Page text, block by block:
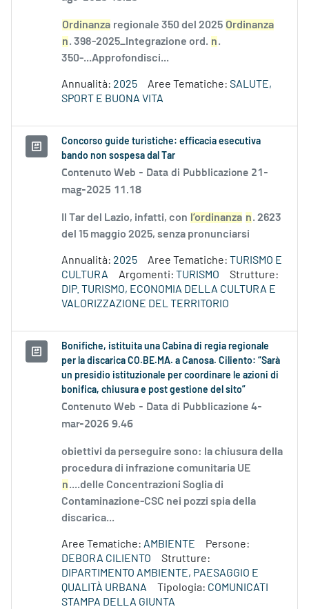
Ordinanza regionale 350 del 2025 Ordinanza
n. 398-2025_Integrazione ord. n.
350-...Approfondisci...
Annualità: 2025 Aree Tematiche: SALUTE,
SPORT E BUONA VITA
Concorso guide turistiche: efficacia esecutiva
bando non sospesa dal Tar
Contenuto Web - Data di Pubblicazione 21-
mag-2025 11.18
Il Tar del Lazio, infatti, con l’ordinanza n. 2623
del 15 maggio 2025, senza pronunciarsi
Annualità: 2025 Aree Tematiche: TURISMO E
CULTURA
Argomenti: TURISMO
Strutture:
DIP. TURISMO, ECONOMIA DELLA CULTURA E
VALORIZZAZIONE DEL TERRITORIO
Bonifiche, istituita una Cabina di regia regionale
per la discarica CO.BE.MA. a Canosa. Ciliento: “Sarà
un presidio istituzionale per coordinare le azioni di
bonifica, chiusura e post gestione del sito”
Contenuto Web - Data di Pubblicazione 4-
mar-2026 9.46
obiettivi da perseguire sono: la chiusura della
procedura di infrazione comunitaria UE
n....delle Concentrazioni Soglia di
Contaminazione-CSC nei pozzi spia della
discarica...
Aree Tematiche: AMBIENTE
Persone:
DEBORA CILIENTO
Strutture:
DIPARTIMENTO AMBIENTE, PAESAGGIO E
QUALITÀ URBANA
Tipologia: COMUNICATI
STAMPA DELLA GIUNTA